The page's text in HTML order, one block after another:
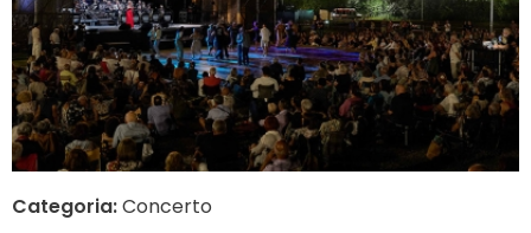
Categoria:Concerto